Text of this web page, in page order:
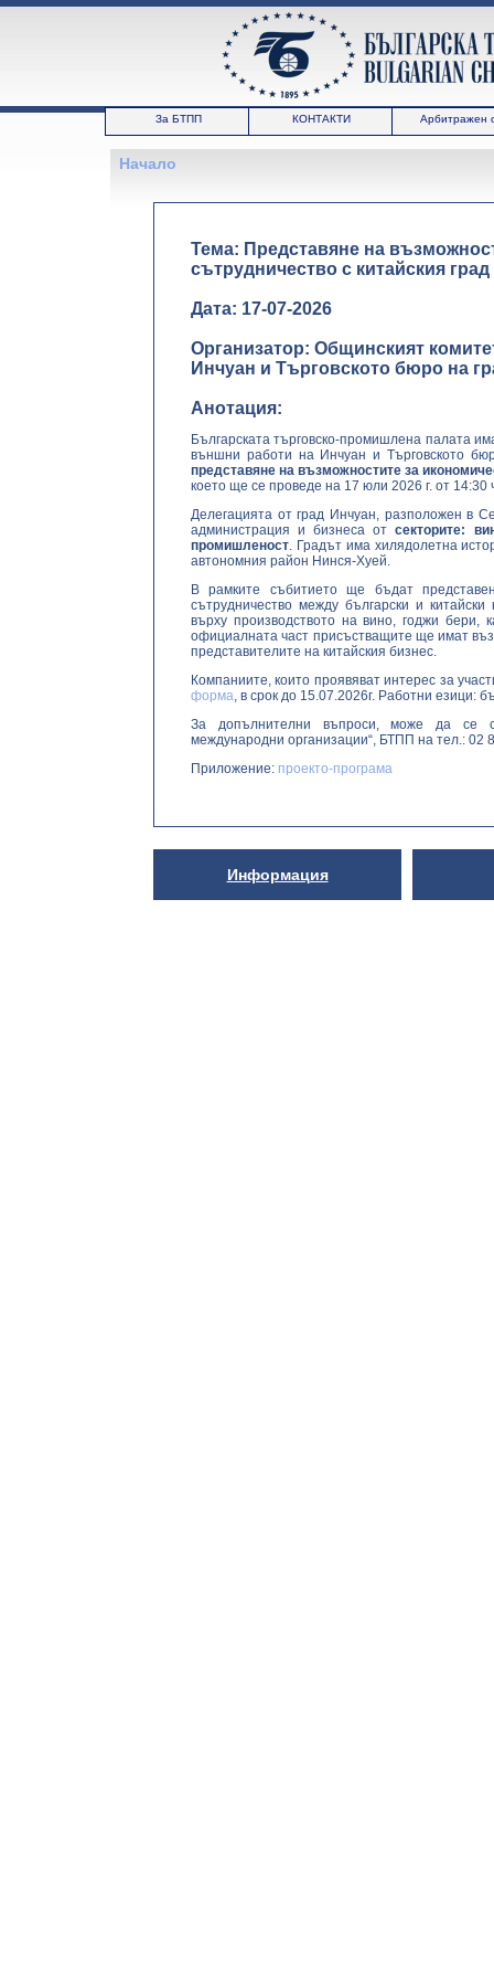
За БТПП КОНТАКТИ Арбитражен
Начало
Тема: Представяне на
сътрудничество с китайския
Дата: 17-07-2026
Организатор: Общинският
Инчуан и Търговското бюро на
Анотация:
Българската търговско-промишлена палата
външни работи на Инчуан и Търговското
представяне на възможностите за
което ще се проведе на 17 юли 2026 г. от
Делегацията от град Инчуан, разположен в
администрация и бизнеса отсекторите:
промишленост. Градът има хилядолетна
автономния район Нинся-Хуей.
В рамките събитието ще бъдат
сътрудничество между български и
върху производството на вино, годжи
официалната част присъстващите ще имат
представителите на китайския бизнес.
Компаниите, които проявяват интерес за
форма, в срок до 15.07.2026г. Работни езици:
За допълнителни въпроси, може да се
международни организации“, БТПП на тел.: 02
Приложение: проекто-програма
Информация